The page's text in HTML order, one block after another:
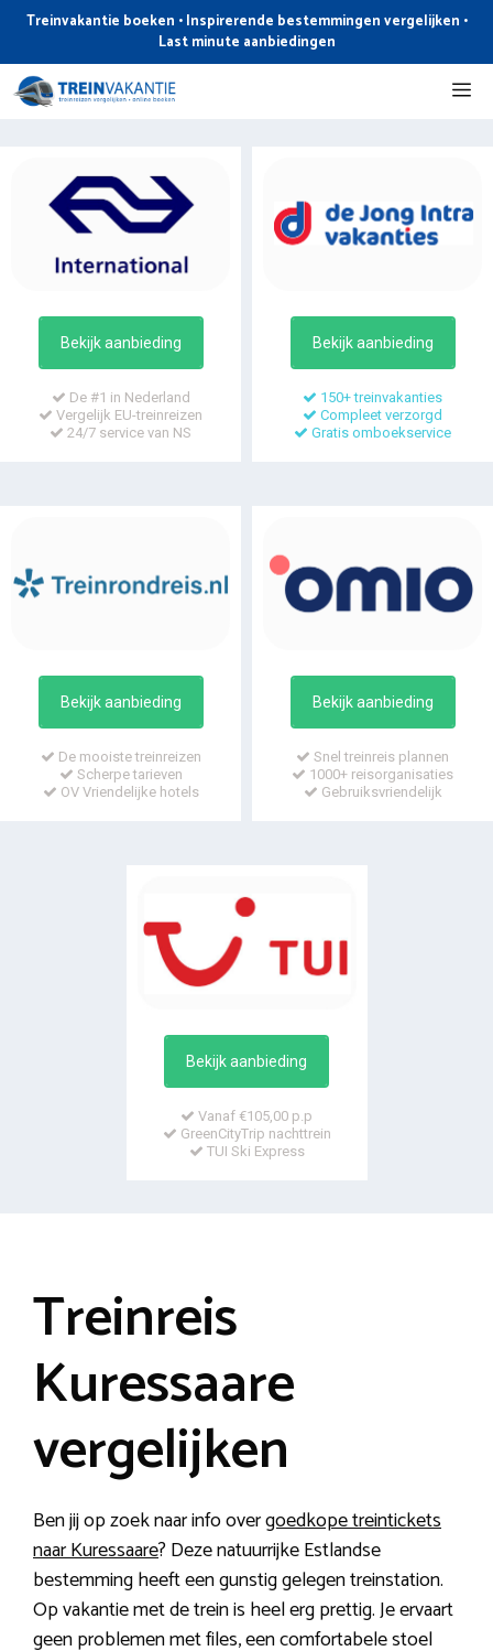
de
inhoud
Treinvakantie boeken • Inspirerende bestemmingen vergelijken •
Last minute aanbiedingen
Bekijk aanbieding
De #1 in Nederland
Vergelijk EU-treinreizen
24/7 service van NS
Bekijk aanbieding
150+ treinvakanties
Compleet verzorgd
Gratis omboekservice
Bekijk aanbieding
De mooiste treinreizen
Scherpe tarieven
OV Vriendelijke hotels
Bekijk aanbieding
Snel treinreis plannen
1000+ reisorganisaties
Gebruiksvriendelijk
Bekijk aanbieding
Vanaf €105,00 p.p
GreenCityTrip nachttrein
TUI Ski Express
Treinreis
Kuressaare
vergelijken
Ben jij op zoek naar info overgoedkope treintickets
naar Kuressaare? Deze natuurrijke Estlandse
bestemming heeft een gunstig gelegen treinstation.
Op vakantie met de trein is heel erg prettig. Je ervaart
geen problemen met files, een comfortabele stoel